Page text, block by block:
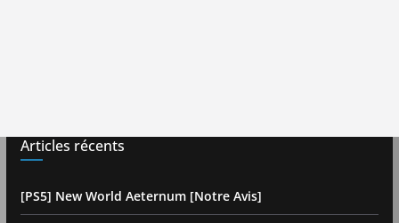
Articles récents
[PS5] New World Aeternum [Notre Avis]